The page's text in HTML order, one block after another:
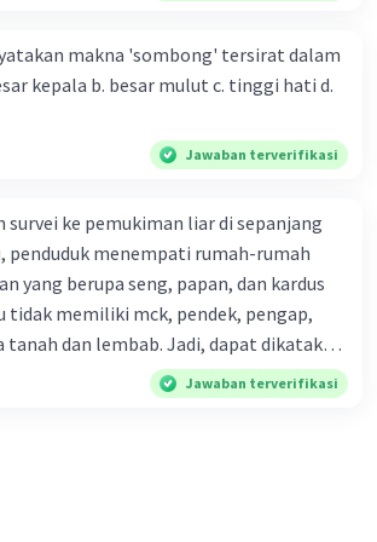
Urutan yang tepat agar
padu adalah .... A. (1)-(2)-(3)-
(5)-(1)-(3)-(4)-(2)
makna 'sombong' tersirat dalam
Jawaban terverifikasi
survei ke pemukiman liar di sepanjang
penduduk menempati rumah-rumah
yang berupa seng, papan, dan kardus
tidak memiliki mck, pendek, pengap,
tanah dan lembab. Jadi, dapat dikatakan
mereka tidak layak huni dan tidak
Jawaban terverifikasi